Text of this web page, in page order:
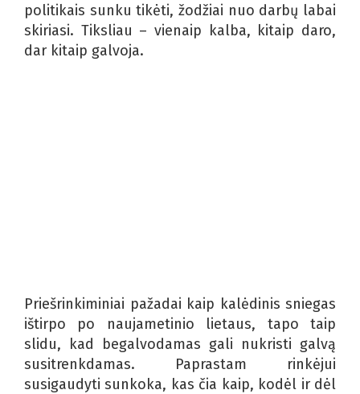
politikais sunku tikėti, žodžiai nuo darbų labai
skiriasi. Tiksliau – vienaip kalba, kitaip daro,
dar kitaip galvoja.
Priešrinkiminiai pažadai kaip kalėdinis sniegas
ištirpo po naujametinio lietaus, tapo taip
slidu, kad begalvodamas gali nukristi galvą
susitrenkdamas. Paprastam rinkėjui
susigaudyti sunkoka, kas čia kaip, kodėl ir dėl